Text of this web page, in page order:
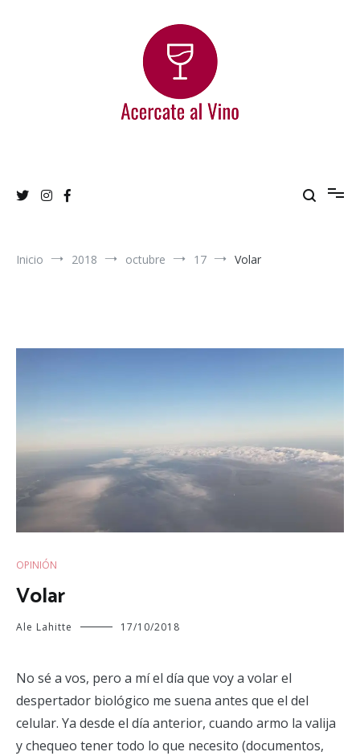
Inicio 2018 octubre 17 Volar
OPINIÓN
Volar
Ale Lahitte 17/10/2018
No sé a vos, pero a mí el día que voy a volar el
despertador biológico me suena antes que el del
celular. Ya desde el día anterior, cuando armo la valija
y chequeo tener todo lo que necesito (documentos,